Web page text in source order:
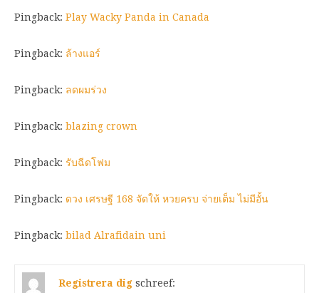
Pingback: Play Wacky Panda in Canada
Pingback: ล้างแอร์
Pingback: ลดผมร่วง
Pingback: blazing crown
Pingback: รับฉีดโฟม
Pingback: ดวง เศรษฐี 168 จัดให้ หวยครบ จ่ายเต็ม ไม่มีอั้น
Pingback: bilad Alrafidain uni
Registrera dig schreef: